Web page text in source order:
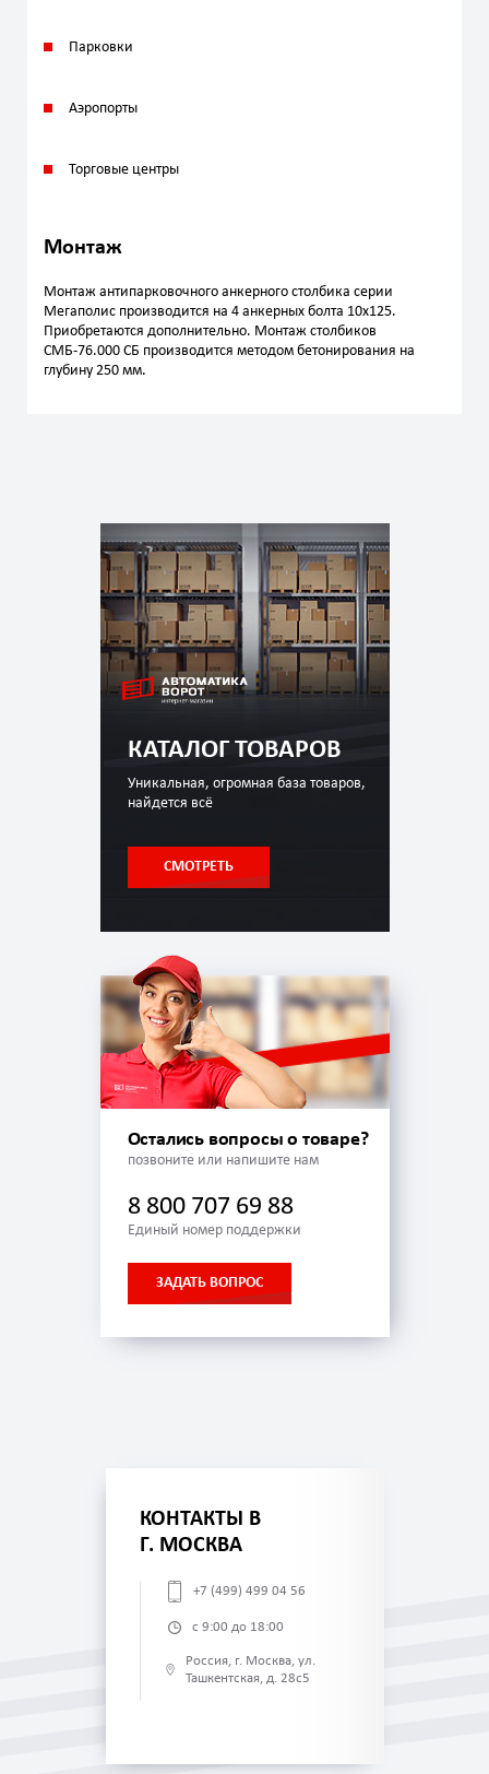
КАТАЛОГ ТОВАРОВ
Уникальная, огромная база товаров,
найдется всё
СМОТРЕТЬ
Остались вопросы о товаре?
позвоните или напишите нам
8 800 707 69 88
Единый номер поддержки
ЗАДАТЬ ВОПРОС
Парковки
Аэропорты
Торговые центры
Монтаж
Монтаж антипарковочного анкерного столбика серии
Мегаполис производится на 4 анкерных болта 10х125.
Приобретаются дополнительно. Монтаж столбиков
СМБ-76.000 СБ производится методом бетонирования на
глубину 250 мм.
КОНТАКТЫ В
Г. МОСКВА
+7 (499) 499 04 56
с 9:00 до 18:00
Россия, г. Москва, ул.
Ташкентская, д. 28с5